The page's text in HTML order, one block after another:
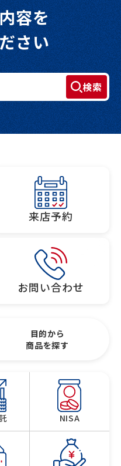
容を
さい
検索
来店予約
お問い合わせ
目的から
商品を探す
NISA